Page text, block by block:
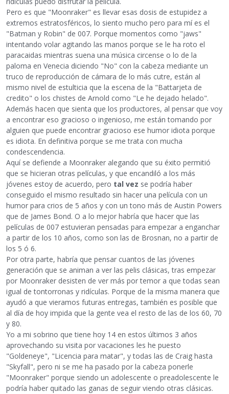
Pero es que "Moonraker" es llevar esas dosis de estupidez a
extremos estratosféricos, lo siento mucho pero para mí es el
"Batman y Robin" de 007. Porque momentos como "jaws"
intentando volar agitando las manos porque se le ha roto el
paracaidas mientras suena una música circense o lo de la
paloma en Venecia diciendo "No" con la cabeza mediante un
truco de reproducción de cámara de lo más cutre, están al
mismo nivel de estulticia que la escena de la "Battarjeta de
credito" o los chistes de Arnold como "Le he dejado helado".
Además hacen que sienta que los productores, al pensar que voy
a encontrar eso gracioso o ingenioso, me están tomando por
alguien que puede encontrar gracioso ese humor idiota porque
es idiota. En definitiva porque se me trata con mucha
condescendencia.
Aquí se defiende a Moonraker alegando que su éxito permitió
que se hicieran otras películas, y que encandiló a los más
jóvenes estoy de acuerdo, pero tal vez se podría haber
conseguido el mismo resultado sin hacer una película con un
humor para crios de 5 años y con un tono más de Austin Powers
que de James Bond. O a lo mejor habría que hacer que las
películas de 007 estuvieran pensadas para empezar a enganchar
a partir de los 10 años, como son las de Brosnan, no a partir de
los 5 ó 6.
Por otra parte, habría que pensar cuantos de las jóvenes
generación que se animan a ver las pelis clásicas, tras empezar
por Moonraker desisten de ver más por temor a que todas sean
igual de tontorronas y ridículas. Porque de la misma manera que
ayudó a que vieramos futuras entregas, también es posible que
al día de hoy impida que la gente vea el resto de las de los 60, 70
y 80.
Yo a mi sobrino que tiene hoy 14 en estos últimos 3 años
aprovechando su visita por vacaciones les he puesto
"Goldeneye", "Licencia para matar", y todas las de Craig hasta
"Skyfall", pero ni se me ha pasado por la cabeza ponerle
"Moonraker" porque siendo un adolescente o preadolescente le
podría haber quitado las ganas de seguir viendo otras clásicas.